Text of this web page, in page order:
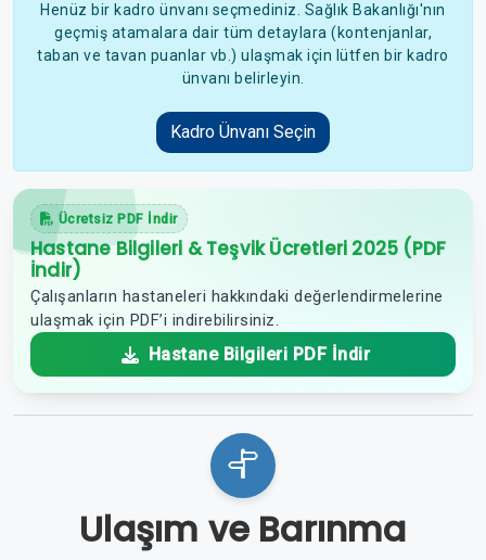
Henüz bir kadro ünvanı seçmediniz. Sağlık Bakanlığı'nın
geçmiş atamalara dair tüm detaylara (kontenjanlar,
taban ve tavan puanlar vb.) ulaşmak için lütfen bir kadro
ünvanı belirleyin.
Kadro Ünvanı Seçin
Ücretsiz PDF İndir
Hastane Bilgileri & Teşvik Ücretleri 2025 (PDF
İndir)
Çalışanların hastaneleri hakkındaki değerlendirmelerine
ulaşmak için PDF’i indirebilirsiniz.
Hastane Bilgileri PDF İndir
Ulaşım ve Barınma